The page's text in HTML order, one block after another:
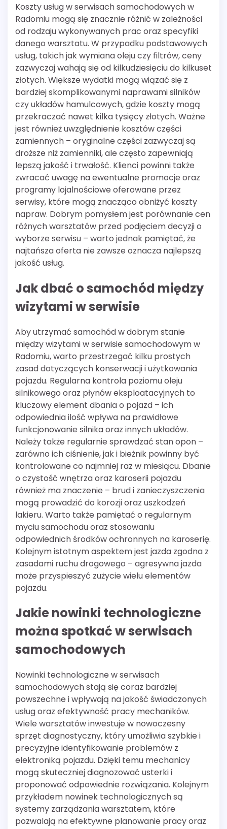
Koszty usług w serwisach samochodowych w
Radomiu mogą się znacznie różnić w zależności
od rodzaju wykonywanych prac oraz specyfiki
danego warsztatu. W przypadku podstawowych
usług, takich jak wymiana oleju czy filtrów, ceny
zazwyczaj wahają się od kilkudziesięciu do kilkuset
złotych. Większe wydatki mogą wiązać się z
bardziej skomplikowanymi naprawami silników
czy układów hamulcowych, gdzie koszty mogą
przekraczać nawet kilka tysięcy złotych. Ważne
jest również uwzględnienie kosztów części
zamiennych – oryginalne części zazwyczaj są
droższe niż zamienniki, ale często zapewniają
lepszą jakość i trwałość. Klienci powinni także
zwracać uwagę na ewentualne promocje oraz
programy lojalnościowe oferowane przez
serwisy, które mogą znacząco obniżyć koszty
napraw. Dobrym pomysłem jest porównanie cen
różnych warsztatów przed podjęciem decyzji o
wyborze serwisu – warto jednak pamiętać, że
najtańsza oferta nie zawsze oznacza najlepszą
jakość usług.
Jak dbać o samochód między
wizytami w serwisie
Aby utrzymać samochód w dobrym stanie
między wizytami w serwisie samochodowym w
Radomiu, warto przestrzegać kilku prostych
zasad dotyczących konserwacji i użytkowania
pojazdu. Regularna kontrola poziomu oleju
silnikowego oraz płynów eksploatacyjnych to
kluczowy element dbania o pojazd – ich
odpowiednia ilość wpływa na prawidłowe
funkcjonowanie silnika oraz innych układów.
Należy także regularnie sprawdzać stan opon –
zarówno ich ciśnienie, jak i bieżnik powinny być
kontrolowane co najmniej raz w miesiącu. Dbanie
o czystość wnętrza oraz karoserii pojazdu
również ma znaczenie – brud i zanieczyszczenia
mogą prowadzić do korozji oraz uszkodzeń
lakieru. Warto także pamiętać o regularnym
myciu samochodu oraz stosowaniu
odpowiednich środków ochronnych na karoserię.
Kolejnym istotnym aspektem jest jazda zgodna z
zasadami ruchu drogowego – agresywna jazda
może przyspieszyć zużycie wielu elementów
pojazdu.
Jakie nowinki technologiczne
można spotkać w serwisach
samochodowych
Nowinki technologiczne w serwisach
samochodowych stają się coraz bardziej
powszechne i wpływają na jakość świadczonych
usług oraz efektywność pracy mechaników.
Wiele warsztatów inwestuje w nowoczesny
sprzęt diagnostyczny, który umożliwia szybkie i
precyzyjne identyfikowanie problemów z
elektroniką pojazdu. Dzięki temu mechanicy
mogą skuteczniej diagnozować usterki i
proponować odpowiednie rozwiązania. Kolejnym
przykładem nowinek technologicznych są
systemy zarządzania warsztatem, które
pozwalają na efektywne planowanie pracy oraz